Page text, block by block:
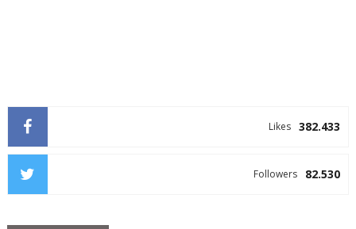
382.433
Likes
82.530
Followers